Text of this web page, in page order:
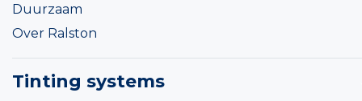
Duurzaam
Over Ralston
Tinting systems